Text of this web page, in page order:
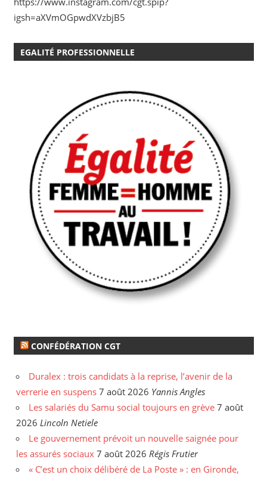
igsh=aXVmOGpwdXVzbjB5
EGALITÉ PROFESSIONNELLE
CONFÉDÉRATION CGT
Duralex : trois candidats à la reprise, l’avenir de la
verrerie en suspens 7 août 2026 Yannis Angles
Les salariés du Samu social toujours en grève 7 août
2026 Lincoln Netiele
Le gouvernement prévoit un nouvelle saignée pour
les assurés sociaux 7 août 2026 Régis Frutier
« C’est un choix délibéré de La Poste » : en Gironde,